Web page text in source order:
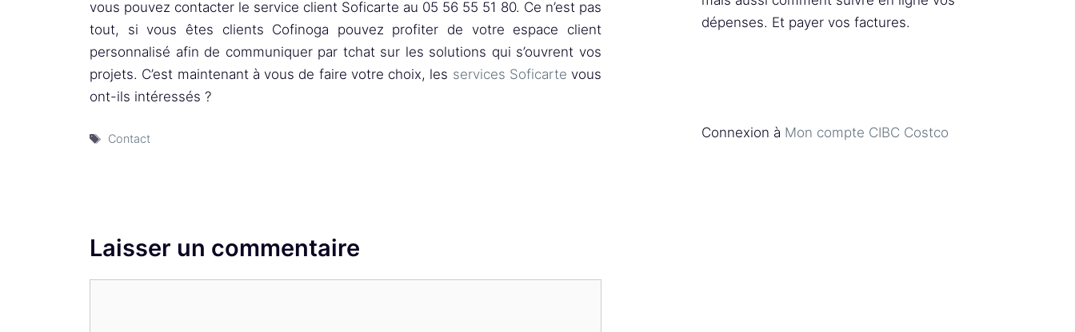
vous pouvez contacter le service client Soficarte au 05 56 55 51 80. Ce n’est pas
tout, si vous êtes clients Cofinoga pouvez profiter de votre espace client
personnalisé afin de communiquer par tchat sur les solutions qui s’ouvrent vos
projets. C’est maintenant à vous de faire votre choix, les services Soficarte vous
ont-ils intéressés ?
Étiquettes
Contact
Laisser un commentaire
dépenses. Et payer vos factures.
Connexion à Mon compte CIBC Costco